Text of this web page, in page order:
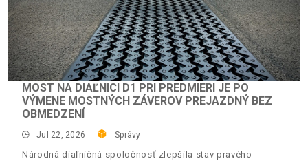
MOST NA DIAĽNICI D1 PRI PREDMIERI JE PO
VÝMENE MOSTNÝCH ZÁVEROV PREJAZDNÝ BEZ
OBMEDZENÍ
Jul 22, 2026 Správy
Národná diaľničná spoločnosť zlepšila stav pravého